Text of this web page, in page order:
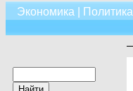
Экономика Политика